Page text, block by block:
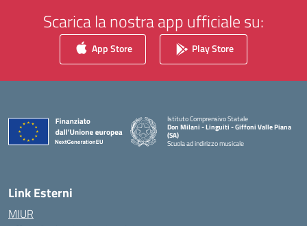
Scarica la nostra app ufficiale su:
App Store Play Store
Istituto Comprensivo Statale
Don Milani - Linguiti - Giffoni Valle Piana
(SA)
Scuola ad indirizzo musicale
Link Esterni
MIUR